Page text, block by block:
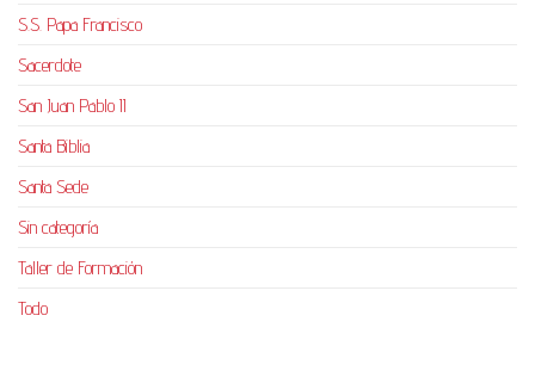
S.S. Papa Francisco
Sacerdote
San Juan Pablo II
Santa Biblia
Santa Sede
Sin categoría
Taller de Formación
Todo